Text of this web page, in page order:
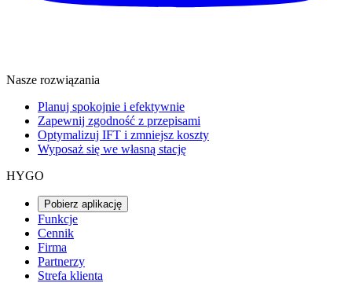
Nasze rozwiązania
Planuj spokojnie i efektywnie
Zapewnij zgodność z przepisami
Optymalizuj IFT i zmniejsz koszty
Wyposaż się we własną stację
HYGO
Pobierz aplikację
Funkcje
Cennik
Firma
Partnerzy
Strefa klienta